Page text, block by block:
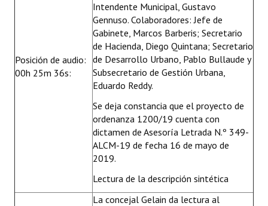
Posición de audio:
00h 25m 36s:
Intendente Municipal, Gustavo
Gennuso. Colaboradores: Jefe de
Gabinete, Marcos Barberis; Secretario
de Hacienda, Diego Quintana; Secretario
de Desarrollo Urbano, Pablo Bullaude y
Subsecretario de Gestión Urbana,
Eduardo Reddy.
Se deja constancia que el proyecto de
ordenanza 1200/19 cuenta con
dictamen de Asesoría Letrada N.º 349-
ALCM-19 de fecha 16 de mayo de
2019.
Lectura de la descripción sintética
La concejal Gelain da lectura al